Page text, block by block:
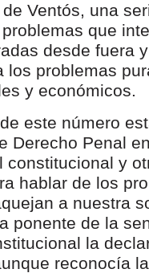
Ventós, una
que
desde fuera
los problemas
y económicos.
este número
Derecho Penal
constitucional y
hablar de los
a nuestra
ponente de la
la
reconocía